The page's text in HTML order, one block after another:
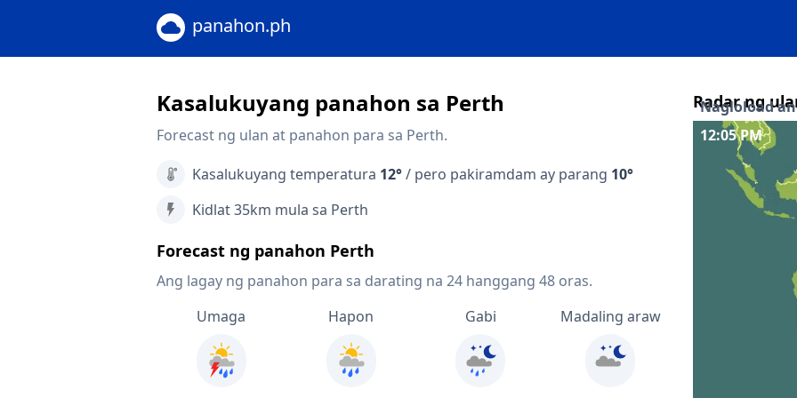
panahon.ph
Kasalukuyang panahon sa Perth
Forecast ng ulan at panahon para sa Perth.
Kasalukuyang temperatura 12°/ pero pakiramdam ay parang 10°
Kidlat 35km mula sa Perth
Forecast ng panahon Perth
Ang lagay ng panahon para sa darating na 24 hanggang 48 oras.
Umaga
Hapon Gabi Madaling araw
Radar ng
Nagloload
12:10 PM
Quicklinks
Forecast sa
Forecast sa
Radar ng
Mapa ng